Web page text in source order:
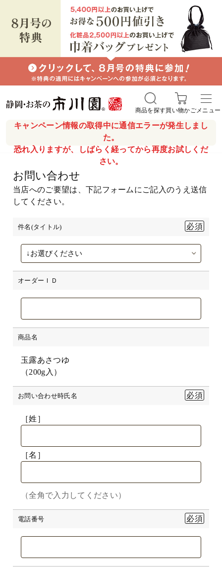
キャンペーン情報の取得中に通信エラーが発生しまし
た。
恐れ入りますが、しばらく経ってから再度お試しくだ
さい。
商品を探す買い物かごメニュー
お問い合わせ
当店へのご要望は、下記フォームにご記入のうえ送信
してください。
件名(タイトル)
オーダーＩＤ
商品名
玉露あさつゆ
（200g入）
お問い合わせ時氏名
［姓］
［名］
（全角で入力してください）
電話番号